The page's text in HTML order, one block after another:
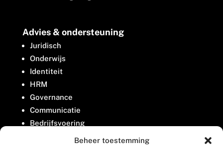
Beheer toestemming
Advies & ondersteuning
Juridisch
Onderwijs
Identiteit
HRM
Governance
Communicatie
Bedrijfsvoering
Belangenbehartiging